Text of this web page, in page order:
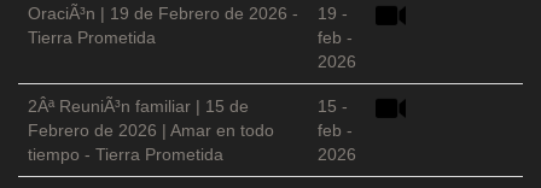
OraciÃ³n | 19 de Febrero de 2026 -
Tierra Prometida
19 -
feb -
2026
2Âª ReuniÃ³n familiar | 15 de
Febrero de 2026 | Amar en todo
tiempo - Tierra Prometida
15 -
feb -
2026